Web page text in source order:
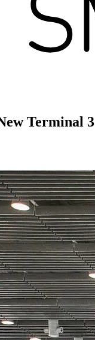
Terminal 3